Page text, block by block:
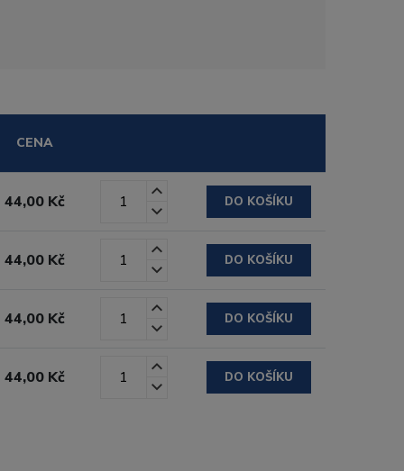
CENA
44,00 Kč DO KOŠÍKU
44,00 Kč DO KOŠÍKU
44,00 Kč DO KOŠÍKU
44,00 Kč DO KOŠÍKU